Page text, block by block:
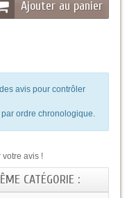
Ajouter au panier
avis pour contrôler
ordre chronologique.
avis !
CATÉGORIE :